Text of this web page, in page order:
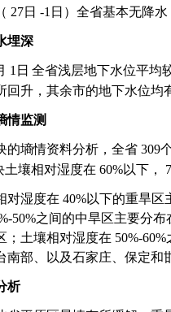
27日 -1 日）全省基本无降
埋深
1 日 全省浅层地下水位平均
回升，其余市的地下水位
情监测
的墒情资料分析，全省 309
土壤相对湿度在 60%以下，
对湿度在 40%以下的重旱区
50%之间的中旱区主要分
；土壤相对湿度在 50%-60%
南部、以及石家庄、保定和
析